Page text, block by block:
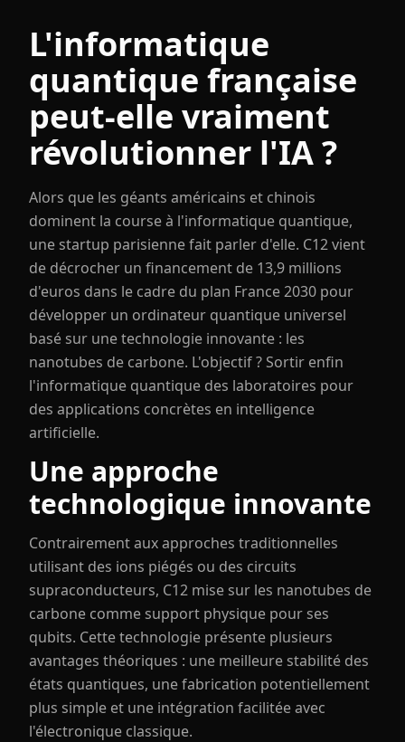
L'informatique
quantique française
peut-elle vraiment
révolutionner l'IA ?
Alors que les géants américains et chinois
dominent la course à l'informatique quantique,
une startup parisienne fait parler d'elle. C12 vient
de décrocher un financement de 13,9 millions
d'euros dans le cadre du plan France 2030 pour
développer un ordinateur quantique universel
basé sur une technologie innovante : les
nanotubes de carbone. L'objectif ? Sortir enfin
l'informatique quantique des laboratoires pour
des applications concrètes en intelligence
artificielle.
Une approche
technologique innovante
Contrairement aux approches traditionnelles
utilisant des ions piégés ou des circuits
supraconducteurs, C12 mise sur les nanotubes de
carbone comme support physique pour ses
qubits. Cette technologie présente plusieurs
avantages théoriques : une meilleure stabilité des
états quantiques, une fabrication potentiellement
plus simple et une intégration facilitée avec
l'électronique classique.